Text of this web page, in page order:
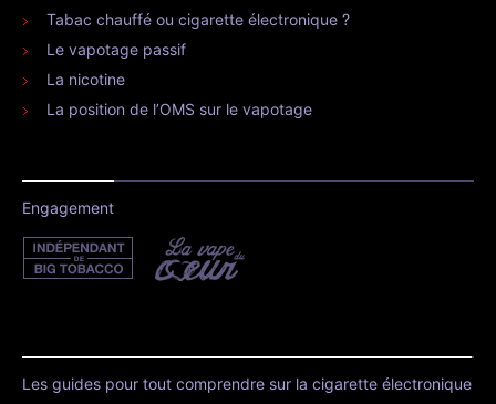
Tabac chauffé ou cigarette électronique ?
Le vapotage passif
La nicotine
La position de l’OMS sur le vapotage
Engagement
Les guides pour tout comprendre sur la cigarette électronique